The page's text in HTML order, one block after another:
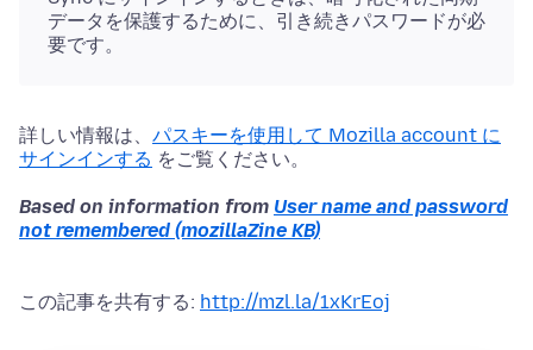
データを保護するために、引き続きパスワードが必
要です。
詳しい情報は、 パスキーを使用して Mozilla account に
サインインする をご覧ください。
Based on information from User name and password
not remembered (mozillaZine KB)
この記事を共有する: http://mzl.la/1xKrEoj